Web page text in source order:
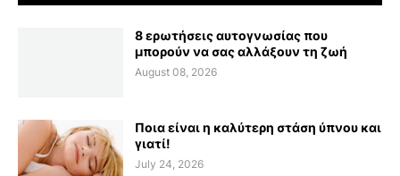
8 ερωτήσεις αυτογνωσίας που
μπορούν να σας αλλάξουν τη ζωή
August 08, 2026
Ποια είναι η καλύτερη στάση ύπνου και
γιατί!
July 24, 2026